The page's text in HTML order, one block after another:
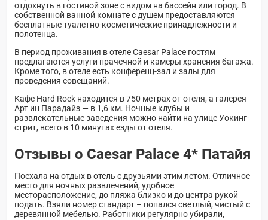
отдохнуть в гостиной зоне с видом на бассейн или город. В
собственной ванной комнате с душем предоставляются
бесплатные туалетно-косметические принадлежности и
полотенца.
В период проживания в отеле Caesar Palace гостям
предлагаются услуги прачечной и камеры хранения багажа.
Кроме того, в отеле есть конференц-зал и залы для
проведения совещаний.
Кафе Hard Rock находится в 750 метрах от отеля, а галерея
Арт ин Парадайз — в 1,6 км. Ночные клубы и
развлекательные заведения можно найти на улице Уокинг-
стрит, всего в 10 минутах езды от отеля.
Отзывы о Caesar Palace 4* Патайя
Поехала на отдых в отель с друзьями этим летом. Отличное
место для ночных развлечений, удобное
месторасположение, до пляжа близко и до центра рукой
подать. Взяли номер стандарт – попался светлый, чистый с
деревянной мебелью. Работники регулярно убирали,